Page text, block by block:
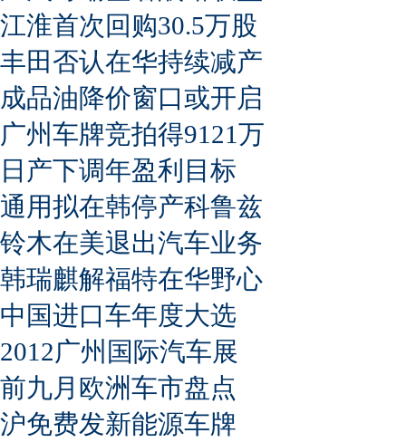
江淮首次回购30.5万股
丰田否认在华持续减产
成品油降价窗口或开启
广州车牌竞拍得9121万
日产下调年盈利目标
通用拟在韩停产科鲁兹
铃木在美退出汽车业务
韩瑞麒解福特在华野心
中国进口车年度大选
2012广州国际汽车展
前九月欧洲车市盘点
沪免费发新能源车牌